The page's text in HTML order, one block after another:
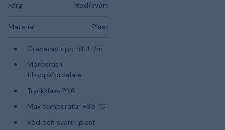
Färg Röd/svart
Material Plast
Graderad upp till 4 l/m
Monteras i
tilloppsfördelare
Tryckklass PN6
Max temperatur +95 °C
Röd och svart i plast